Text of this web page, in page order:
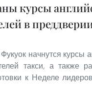
курсы
в
начнутся курсы
такси, а также
к Неделе